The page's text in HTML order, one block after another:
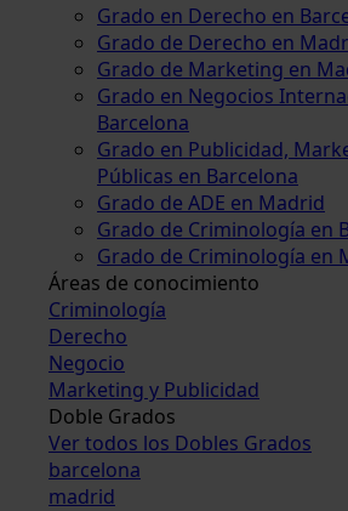
Grado en Derecho en
Grado de Derecho en
Grado de Marketing en
Grado en Negocios
Barcelona
Grado en Publicidad,
Públicas en Barcelona
Grado de ADE en Madrid
Grado de Criminología en
Grado de Criminología en
Áreas de conocimiento
Criminología
Derecho
Negocio
Marketing y Publicidad
Doble Grados
Ver todos los Dobles Grados
barcelona
madrid